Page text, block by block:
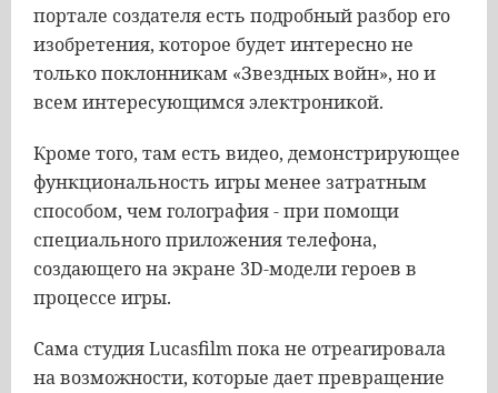
портале создателя есть подробный разбор его
изобретения, которое будет интересно не
только поклонникам «Звездных войн», но и
всем интересующимся электроникой.
Кроме того, там есть видео, демонстрирующее
функциональность игры менее затратным
способом, чем голография - при помощи
специального приложения телефона,
создающего на экране 3D-модели героев в
процессе игры.
Сама студия Lucasfilm пока не отреагировала
на возможности, которые дает превращение